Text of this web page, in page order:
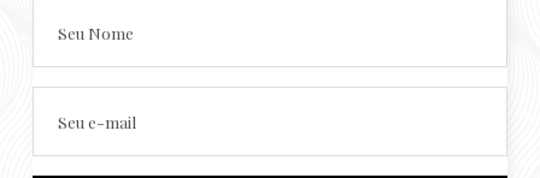
Seu Nome
Seu e-mail